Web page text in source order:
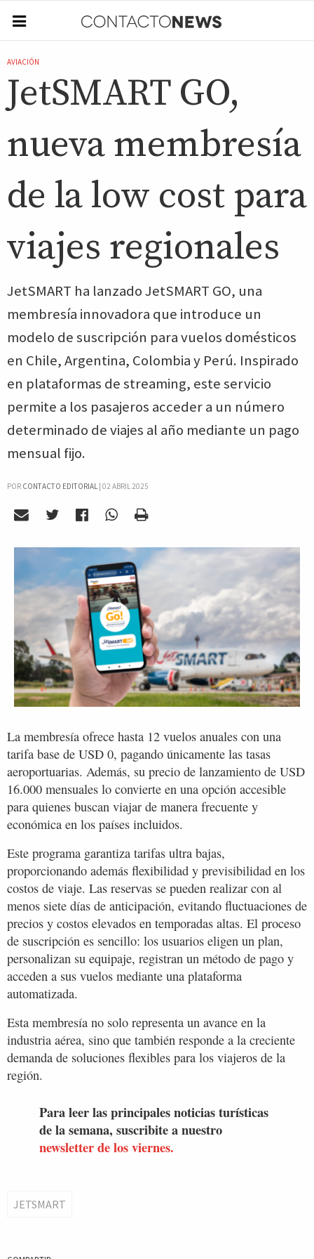
AVIACIÓN
JetSMART GO,
nueva membresía
de la low cost para
viajes regionales
JetSMART ha lanzado JetSMART GO, una
membresía innovadora que introduce un
modelo de suscripción para vuelos domésticos
en Chile, Argentina, Colombia y Perú. Inspirado
en plataformas de streaming, este servicio
permite a los pasajeros acceder a un número
determinado de viajes al año mediante un pago
mensual fijo.
POR CONTACTO EDITORIAL| 02 ABRIL 2025
La membresía ofrece hasta 12 vuelos anuales con una
tarifa base de USD 0, pagando únicamente las tasas
aeroportuarias. Además, su precio de lanzamiento de USD
16.000 mensuales lo convierte en una opción accesible
para quienes buscan viajar de manera frecuente y
económica en los países incluidos.
Este programa garantiza tarifas ultra bajas,
proporcionando además flexibilidad y previsibilidad en los
costos de viaje. Las reservas se pueden realizar con al
menos siete días de anticipación, evitando fluctuaciones de
precios y costos elevados en temporadas altas. El proceso
de suscripción es sencillo: los usuarios eligen un plan,
personalizan su equipaje, registran un método de pago y
acceden a sus vuelos mediante una plataforma
automatizada.
Esta membresía no solo representa un avance en la
industria aérea, sino que también responde a la creciente
demanda de soluciones flexibles para los viajeros de la
región.
Para leer las principales noticias turísticas
de la semana, suscribite a nuestro
newsletter de los viernes.
JETSMART